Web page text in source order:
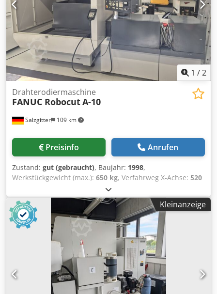
den Zusatzinformationen vermerkt ist. Dodpfx Aezrh N
Ueltock Aenderungen und Irrtuemer in den technischen
Daten und Angaben sowie Zwischenverkauf vorbehalten!
1 /2
Salzgitter 109 km
Drahterodiermaschine
FANUC RobocutA-10
Preisinfo Anrufen
Zustand: gut (gebraucht), Baujahr: 1998,
Werkstückgewicht (max.): 650 kg, Verfahrweg X-Achse: 520
370 mm
300 mm, Gesamtgewicht:2.300 kg, Erodiermaschine Type:
A04B Dedpfjzk U Hqox Altock
Kleinanzeige